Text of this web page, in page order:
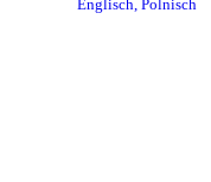
Englisch, Polnisch